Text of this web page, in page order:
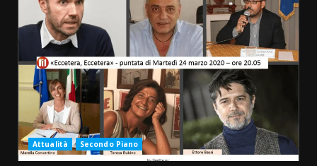
Attualità Secondo Piano